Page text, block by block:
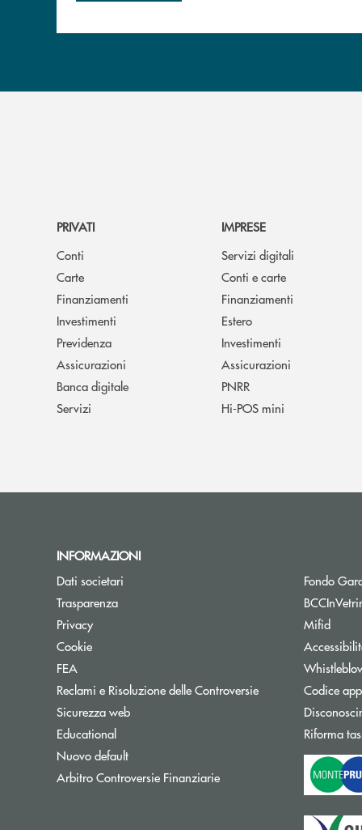
PRIVATI
Conti
Carte
Finanziamenti
Investimenti
Previdenza
Assicurazioni
Banca digitale
Servizi
IMPRESE
Servizi digitali
Conti e carte
Finanziamenti
Estero
Investimenti
Assicurazioni
PNRR
Hi-POS mini
INFORMAZIONI
Dati societari
Trasparenza
Privacy
Cookie
FEA
Reclami e Risoluzione delle Controversie
Sicurezza web
Educational
Nuovo default
Arbitro Controversie FinanziarieApre una nuova finestra
Fondo
Mifid
Codice
Riforma